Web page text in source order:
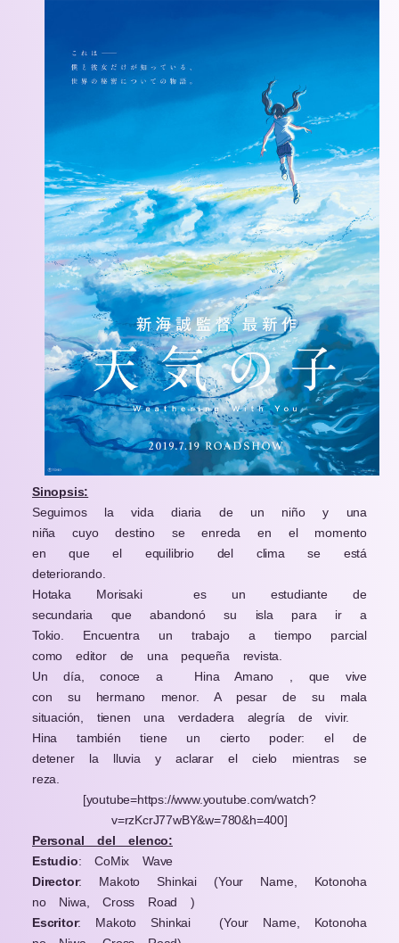
Sinopsis:
Seguimos la vida diaria de un niño y una
niña cuyo destino se enreda en el momento
en que el equilibrio del clima se está
deteriorando.
Hotaka Morisaki
es un estudiante de
secundaria que abandonó su isla para ir a
Tokio. Encuentra un trabajo a tiempo parcial
como editor de una pequeña revista.
Un día, conoce a
Hina Amano , que vive
con su hermano menor. A pesar de su mala
situación, tienen una verdadera alegría de vivir.
Hina también tiene un cierto poder: el de
detener la lluvia y aclarar el cielo mientras se
reza.
[youtube=https://www.youtube.com/watch?
v=rzKcrJ77wBY&w=780&h=400]
Personal del elenco:
Estudio:
CoMix Wave
Director: Makoto Shinkai (Your Name,
Kotonoha
no Niwa, Cross Road )
Escritor: Makoto Shinkai
(Your Name, Kotonoha